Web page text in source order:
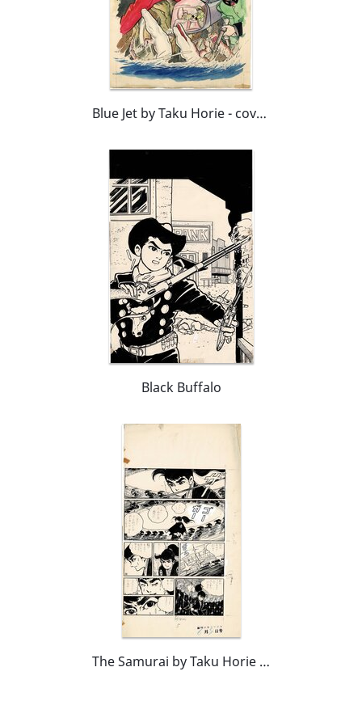
Blue Jet by Taku Horie - cover Album #1
Black Buffalo
The Samurai by Taku Horie - Weekly Shõnen Magazine - Kodansha